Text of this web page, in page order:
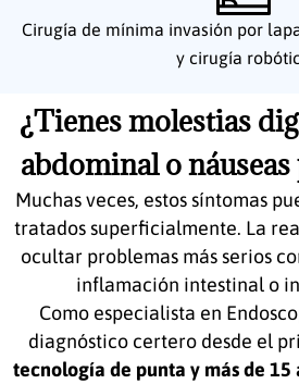
Cirugía de mínima invasión por
y cirugía
¿Tienes molestias
abdominal o
Muchas veces, estos síntomas
tratados superficialmente. La
ocultar problemas más serios
inflamación intestinal o
Como especialista en
diagnóstico certero desde el
tecnología de punta y más de 15